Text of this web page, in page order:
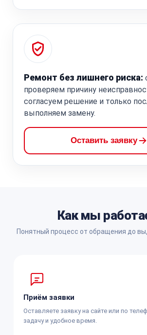
Ремонт без лишнего риска:
проверяем причину
согласуем решение и только
выполняем замену.
Оставить заявку
Как мы
Понятный процесс от обращения до
Приём заявки
Оставляете заявку на сайте или по
задачу и удобное время.